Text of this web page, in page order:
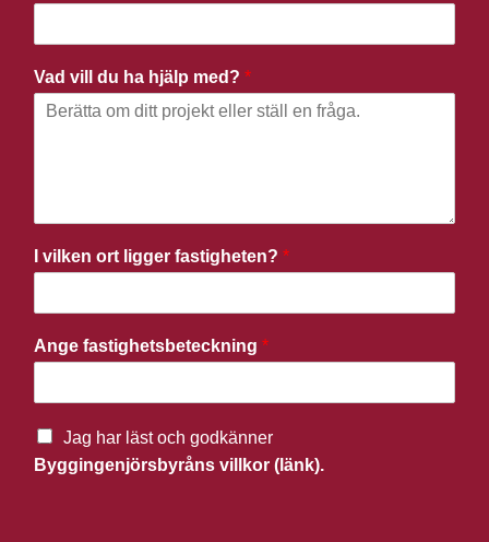
Vad vill du ha hjälp med? *
I vilken ort ligger fastigheten? *
Ange fastighetsbeteckning *
Jag har läst och godkänner
Byggingenjörsbyråns villkor (länk).